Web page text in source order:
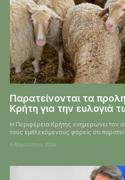
Παρατείνονται τα
Κρήτη για την ευλογιά
Η Περιφέρεια Κρήτης ενημερώνει τον
τους εμπλεκόμενους φορείς ότι
6 Αυγούστου 2026